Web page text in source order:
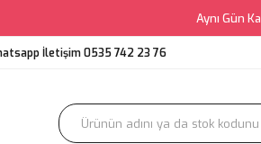
Aynı Gün
İletişim 0535 742 23 76